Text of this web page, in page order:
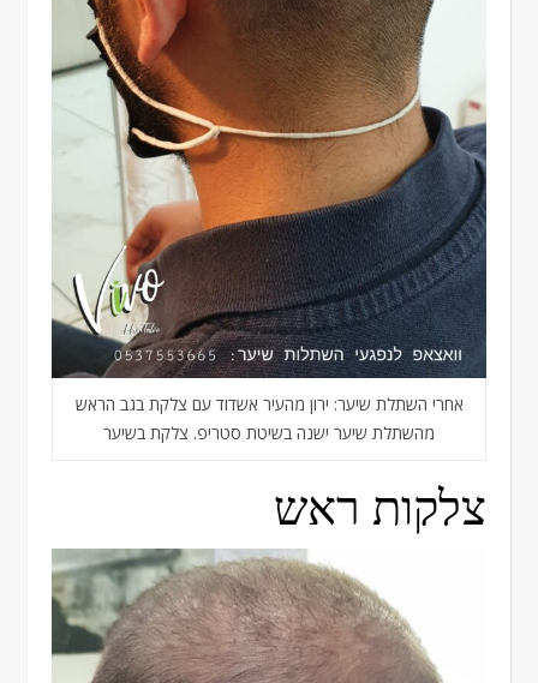
אחרי השתלת שיער: ירון מהעיר אשדוד עם צלקת בגב הראש
מהשתלת שיער ישנה בשיטת סטריפ. צלקת בשיער
צלקות ראש